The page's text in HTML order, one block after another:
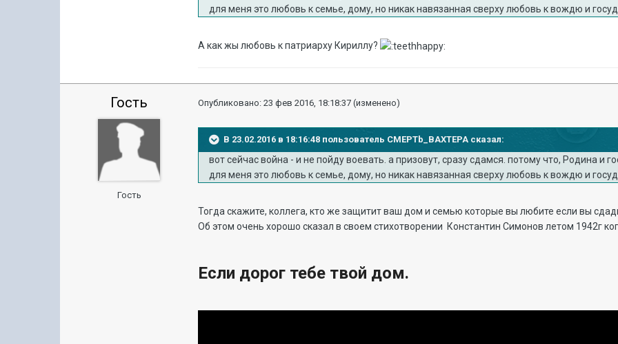
для меня это любовь к семье, дому, но никак навязанная сверху любовь к вождю и
А как жы любовь к патриарху Кириллу?
Гость
Гость
Опубликовано:23 фев 2016, 18:18:37 (изменено)
В 23.02.2016 в 18:16:48 пользователь CMEPTb_BAXTEPA сказал:
вот сейчас война - и не пойду воевать. а призовут, сразу сдамся. потому что, Родина и
для меня это любовь к семье, дому, но никак навязанная сверху любовь к вождю и
Тогда скажите, коллега, кто же защитит ваш дом и семью которые вы любите если вы
Об этом очень хорошо сказал в своем стихотворении Константин Симонов летом 1942г
Если дорог тебе твой дом.